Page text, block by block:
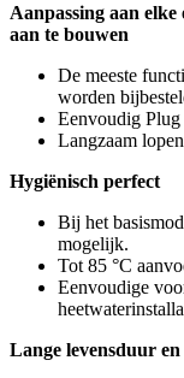
Aanpassing aan
aan te bouwen
De meeste
worden
Eenvoudig Plug
Langzaam
Hygiënisch perfect
Bij het
mogelijk.
Tot 85 °C
Eenvoudige
Lange levensduur